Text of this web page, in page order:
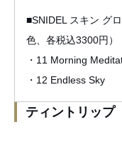
■SNIDEL スキン グ
色、各税込3300円）
・11 Morning
・12 Endless Sky
ティントリップ